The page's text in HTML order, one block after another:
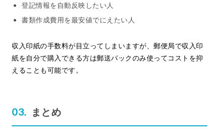
登記情報を自動反映したい人
書類作成費用を最安値でにえたい人
収入印紙の手数料が目立ってしまいますが、郵便局で収入印
紙を自分で購入できる方は郵送パックのみ使ってコストを抑
えることも可能です。
まとめ